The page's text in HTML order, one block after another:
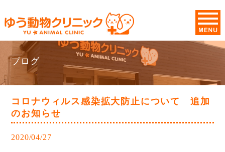
ブログ
コロナウィルス感染拡大防止について 追加
のお知らせ
2020/04/27